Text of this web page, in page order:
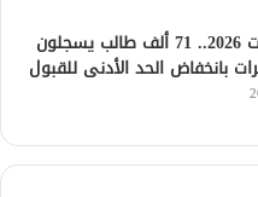
تنسيق الجامعات 2026.. 71 ألف طالب يسجلون
بانخفاض الحد الأدنى للقبول